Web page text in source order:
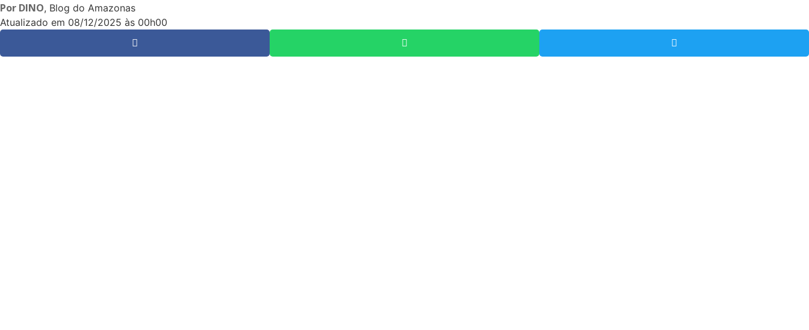
Por DINO, Blog do Amazonas
Atualizado em 08/12/2025 às 00h00